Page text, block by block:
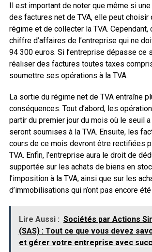
Il est important de noter que même si
des factures net de TVA, elle peut choisir
régime et de collecter la TVA. Cependant,
chiffre d’affaires de l’entreprise qui ne
94 300 euros. Si l’entreprise dépasse ce
réaliser des factures toutes taxes
soumettre ses opérations à la TVA.
La sortie du régime net de TVA entraîne
conséquences. Tout d’abord, les
partir du premier jour du mois où le seuil
seront soumises à la TVA. Ensuite, les
cours de ce mois devront être rectifiées
TVA. Enfin, l’entreprise aura le droit de
supportée sur les achats de biens en
l’imposition à la TVA, ainsi que sur les
d’immobilisations qui n’ont pas encore
Lire Aussi : Sociétés par Actions
(SAS) : Tout ce que vous devez
et gérer votre entreprise avec